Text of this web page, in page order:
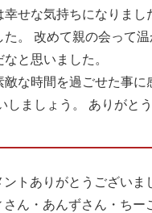
幸せな気持ちになりまし
。
改めて親の会って
と思いました。
な時間を過ごせた事に
しましょう。
ありがと
トありがとうございま
ん・あんずさん・ちー